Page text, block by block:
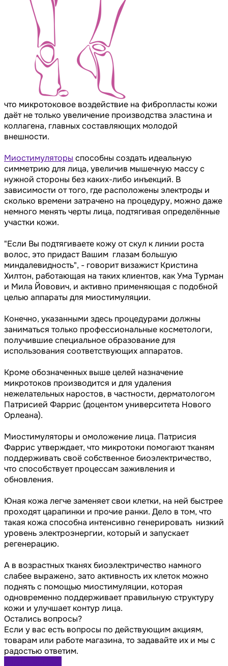
что микротоковое воздействие на фибропласты кожи
даёт не только увеличение производства эластина и
коллагена, главных составляющих молодой
внешности.
Миостимуляторы способны создать идеальную
симметрию для лица, увеличив мышечную массу с
нужной стороны без каких-либо инъекций. В
зависимости от того, где расположены электроды и
сколько времени затрачено на процедуру, можно даже
немного менять черты лица, подтягивая определённые
участки кожи.
"Если Вы подтягиваете кожу от скул к линии роста
волос, это придаст Вашим глазам большую
миндалевидность", - говорит визажист Кристина
Хилтон, работающая на таких клиентов, как Ума Турман
и Мила Йовович, и активно применяющая с подобной
целью аппараты для миостимуляции.
Конечно, указанными здесь процедурами должны
заниматься только профессиональные косметологи,
получившие специальное образование для
использования соответствующих аппаратов.
Кроме обозначенных выше целей назначение
микротоков производится и для удаления
нежелательных наростов, в частности, дерматологом
Патрисией Фаррис (доцентом университета Нового
Орлеана).
Миостимуляторы и омоложение лица. Патрисия
Фаррис утверждает, что микротоки помогают тканям
поддерживать своё собственное биоэлектричество,
что способствует процессам заживления и
обновления.
Юная кожа легче заменяет свои клетки, на ней быстрее
проходят царапинки и прочие ранки. Дело в том, что
такая кожа способна интенсивно генерировать низкий
уровень электроэнергии, который и запускает
регенерацию.
А в возрастных тканях биоэлектричество намного
слабее выражено, зато активность их клеток можно
поднять с помощью миостимуляции, которая
одновременно поддерживает правильную структуру
кожи и улучшает контур лица.
Остались вопросы?
Если у вас есть вопросы по действующим акциям,
товарам или работе магазина, то задавайте их и мы с
радостью ответим.